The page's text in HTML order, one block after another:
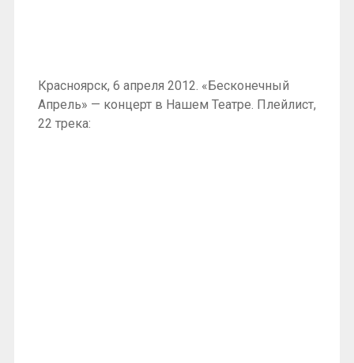
Красноярск, 6 апреля 2012. «Бесконечный
Апрель» — концерт в Нашем Театре. Плейлист,
22 трека: